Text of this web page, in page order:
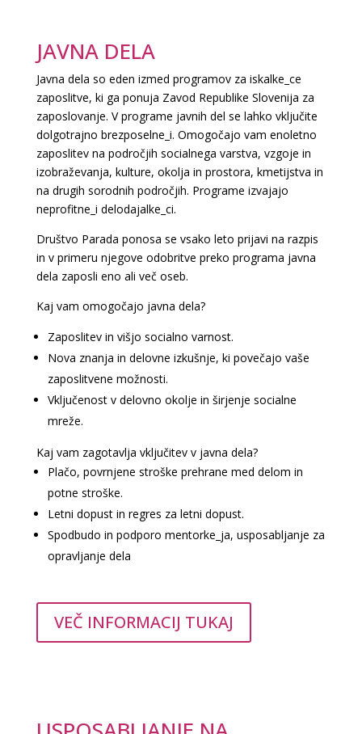
JAVNA DELA
Javna dela so eden izmed programov za iskalke_ce
zaposlitve, ki ga ponuja Zavod Republike Slovenija za
zaposlovanje. V programe javnih del se lahko vključite
dolgotrajno brezposelne_i. Omogočajo vam enoletno
zaposlitev na področjih socialnega varstva, vzgoje in
izobraževanja, kulture, okolja in prostora, kmetijstva in
na drugih sorodnih področjih. Programe izvajajo
neprofitne_i delodajalke_ci.
Društvo Parada ponosa se vsako leto prijavi na razpis
in v primeru njegove odobritve preko programa javna
dela zaposli eno ali več oseb.
Kaj vam omogočajo javna dela?
Zaposlitev in višjo socialno varnost.
Nova znanja in delovne izkušnje, ki povečajo vaše
zaposlitvene možnosti.
Vključenost v delovno okolje in širjenje socialne
mreže.
Kaj vam zagotavlja vključitev v javna dela?
Plačo, povrnjene stroške prehrane med delom in
potne stroške.
Letni dopust in regres za letni dopust.
Spodbudo in podporo mentorke_ja, usposabljanje za
opravljanje dela
VEČ INFORMACIJ TUKAJ